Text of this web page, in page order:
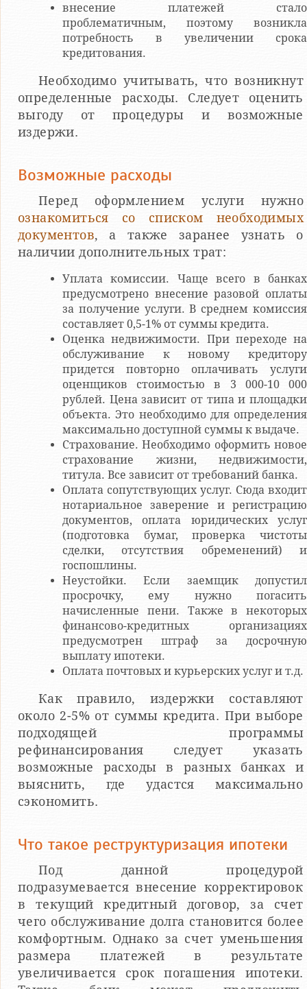
внесение платежей стало
проблематичным, поэтому возникла
потребность в увеличении срока
кредитования.
Необходимо учитывать, что возникнут
определенные расходы. Следует оценить
выгоду от процедуры и возможные
издержи.
Возможные расходы
Перед оформлением услуги нужно
ознакомиться со списком необходимых
документов, а также заранее узнать о
наличии дополнительных трат:
Уплата комиссии. Чаще всего в банках
предусмотрено внесение разовой оплаты
за получение услуги. В среднем комиссия
составляет 0,5-1% от суммы кредита.
Оценка недвижимости. При переходе на
обслуживание к новому кредитору
придется повторно оплачивать услуги
оценщиков стоимостью в 3 000-10 000
рублей. Цена зависит от типа и площадки
объекта. Это необходимо для определения
максимально доступной суммы к выдаче.
Страхование. Необходимо оформить новое
страхование жизни, недвижимости,
титула. Все зависит от требований банка.
Оплата сопутствующих услуг. Сюда входит
нотариальное заверение и регистрацию
документов, оплата юридических услуг
(подготовка бумаг, проверка чистоты
сделки, отсутствия обременений) и
госпошлины.
Неустойки. Если заемщик допустил
просрочку, ему нужно погасить
начисленные пени. Также в некоторых
финансово-кредитных организациях
предусмотрен штраф за досрочную
выплату ипотеки.
Оплата почтовых и курьерских услуг и т.д.
Как правило, издержки составляют
около 2-5% от суммы кредита. При выборе
подходящей программы
рефинансирования следует указать
возможные расходы в разных банках и
выяснить, где удастся максимально
сэкономить.
Что такое реструктуризация ипотеки
Под данной процедурой
подразумевается внесение корректировок
в текущий кредитный договор, за счет
чего обслуживание долга становится более
комфортным. Однако за счет уменьшения
размера платежей в результате
увеличивается срок погашения ипотеки.